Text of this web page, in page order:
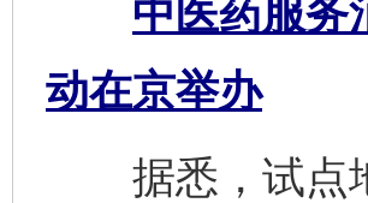
中医药服务
动在京举办
据悉，试点地